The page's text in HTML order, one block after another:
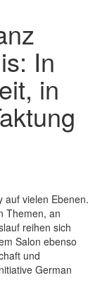
In
in
auf vielen Ebenen.
Themen, an
reihen sich
Salon ebenso
und
German